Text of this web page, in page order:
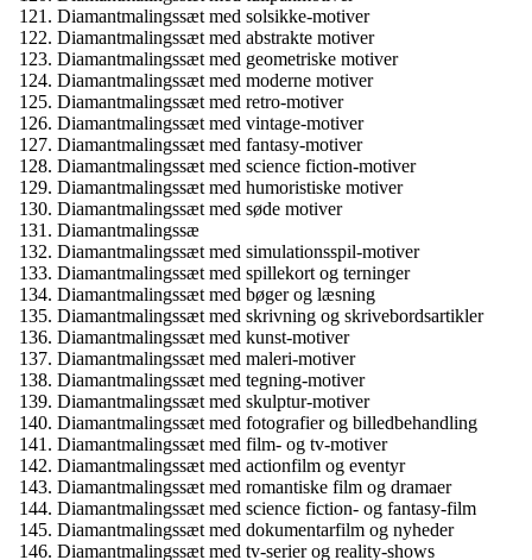
Diamantmalingssæt med solsikke-motiver
Diamantmalingssæt med abstrakte motiver
Diamantmalingssæt med geometriske motiver
Diamantmalingssæt med moderne motiver
Diamantmalingssæt med retro-motiver
Diamantmalingssæt med vintage-motiver
Diamantmalingssæt med fantasy-motiver
Diamantmalingssæt med science fiction-motiver
Diamantmalingssæt med humoristiske motiver
Diamantmalingssæt med søde motiver
Diamantmalingssæ
Diamantmalingssæt med simulationsspil-motiver
Diamantmalingssæt med spillekort og terninger
Diamantmalingssæt med bøger og læsning
Diamantmalingssæt med skrivning og skrivebordsartikler
Diamantmalingssæt med kunst-motiver
Diamantmalingssæt med maleri-motiver
Diamantmalingssæt med tegning-motiver
Diamantmalingssæt med skulptur-motiver
Diamantmalingssæt med fotografier og billedbehandling
Diamantmalingssæt med film- og tv-motiver
Diamantmalingssæt med actionfilm og eventyr
Diamantmalingssæt med romantiske film og dramaer
Diamantmalingssæt med science fiction- og fantasy-film
Diamantmalingssæt med dokumentarfilm og nyheder
Diamantmalingssæt med tv-serier og reality-shows